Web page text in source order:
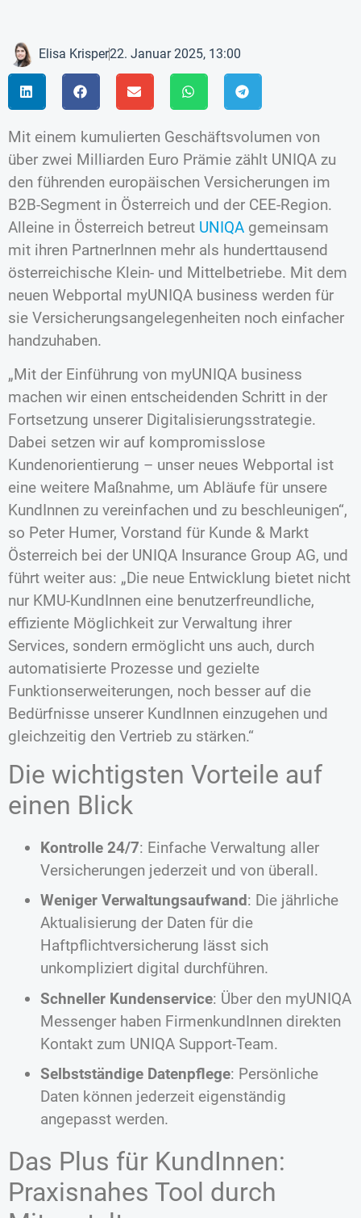
Elisa Krisper22. Januar 2025, 13:00
Mit einem kumulierten Geschäftsvolumen von
über zwei Milliarden Euro Prämie zählt UNIQA zu
den führenden europäischen Versicherungen im
B2B-Segment in Österreich und der CEE-Region.
Alleine in Österreich betreut UNIQA gemeinsam
mit ihren PartnerInnen mehr als hunderttausend
österreichische Klein- und Mittelbetriebe. Mit dem
neuen Webportal myUNIQA business werden für
sie Versicherungsangelegenheiten noch einfacher
handzuhaben.
„Mit der Einführung von myUNIQA business
machen wir einen entscheidenden Schritt in der
Fortsetzung unserer Digitalisierungsstrategie.
Dabei setzen wir auf kompromisslose
Kundenorientierung – unser neues Webportal ist
eine weitere Maßnahme, um Abläufe für unsere
KundInnen zu vereinfachen und zu beschleunigen“,
so Peter Humer, Vorstand für Kunde & Markt
Österreich bei der UNIQA Insurance Group AG, und
führt weiter aus: „Die neue Entwicklung bietet nicht
nur KMU-KundInnen eine benutzerfreundliche,
effiziente Möglichkeit zur Verwaltung ihrer
Services, sondern ermöglicht uns auch, durch
automatisierte Prozesse und gezielte
Funktionserweiterungen, noch besser auf die
Bedürfnisse unserer KundInnen einzugehen und
gleichzeitig den Vertrieb zu stärken.“
Die wichtigsten Vorteile auf
einen Blick
Kontrolle 24/7: Einfache Verwaltung aller
Versicherungen jederzeit und von überall.
Weniger Verwaltungsaufwand: Die jährliche
Aktualisierung der Daten für die
Haftpflichtversicherung lässt sich
unkompliziert digital durchführen.
Schneller Kundenservice: Über den myUNIQA
Messenger haben FirmenkundInnen direkten
Kontakt zum UNIQA Support-Team.
Selbstständige Datenpflege: Persönliche
Daten können jederzeit eigenständig
angepasst werden.
Das Plus für KundInnen:
Praxisnahes Tool durch